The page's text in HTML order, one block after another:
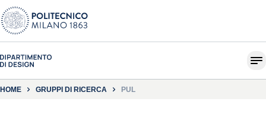
HOME GRUPPI DI RICERCA PUL